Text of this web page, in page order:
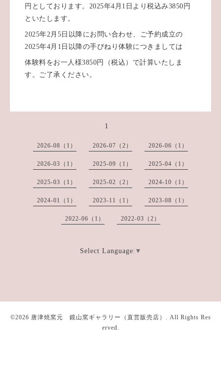
円としております。2025年4月1日より税込み3850円
といたします。
2025年2月5日以降にお問い合わせ、ご予約成立の
2025年4月1日以降の手びねり体験につきましては
体験料をお一人様3850円（税込）で計算いたしま
す。ご了承ください。
1
2026-08（1） 2026-07（2） 2026-06（1）
2026-03（1） 2025-09（1） 2025-04（1）
2025-03（1） 2025-02（2） 2024-10（1）
2024-01（1） 2023-11（1） 2023-08（1）
2022-06（1） 2022-03（2）
Select Language ▼
©2026 唐津焼窯元 鏡山窯ギャラリー（直営販売店）
. All Rights Res
erved.